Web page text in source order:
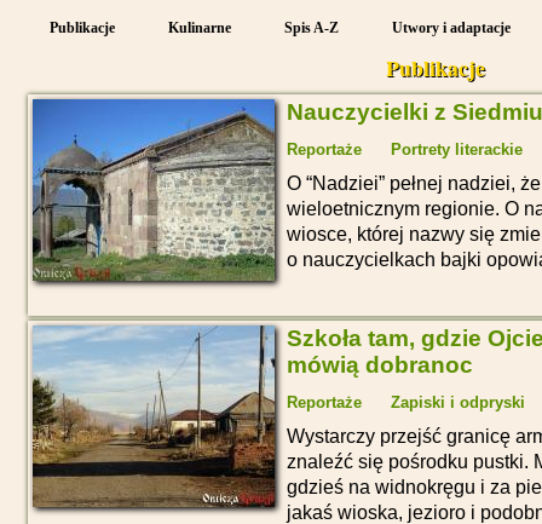
Publikacje Kulinarne Spis A-Z Utwory i adaptacje
Publikacje
Nauczycielki z
Reportaże Portrety literackie
O “Nadziei” pełnej nadziei,
wieloetnicznym regionie. O
wiosce, której nazwy się
o nauczycielkach bajki
Szkoła tam, gdzie
mówią dobranoc
Reportaże Zapiski i odpryski
Wystarczy przejść granicę
znaleźć się pośrodku pustki.
gdzieś na widnokręgu i za
jakaś wioska, jezioro i